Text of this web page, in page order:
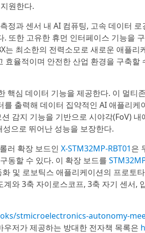
원한다.
과 센서 내 AI 컴퓨팅, 고속 데이터 로
또한 고유한 휴먼 인터페이스 기능을
최소한의 전력소모로 새로운 애플리
율적이며 안전한 산업 환경을 구축할
심 데이터 기능을 제공한다. 이 멀티
출력해 데이터 집약적인 AI 애플리케
감지 기능을 기반으로 시야각(FoV)
으로 뛰어난 성능을 보장한다.
러 확장 보드인 X-STM32MP-RBT01은
동할 수 있다. 이 확장 보드를
및 로보틱스 애플리케이션의 프로토
와 3축 자이로스코프, 3축 자기 센서,
stmicroelectronics-autonomy-
우저가 제공하는 방대한 전자책 목록은